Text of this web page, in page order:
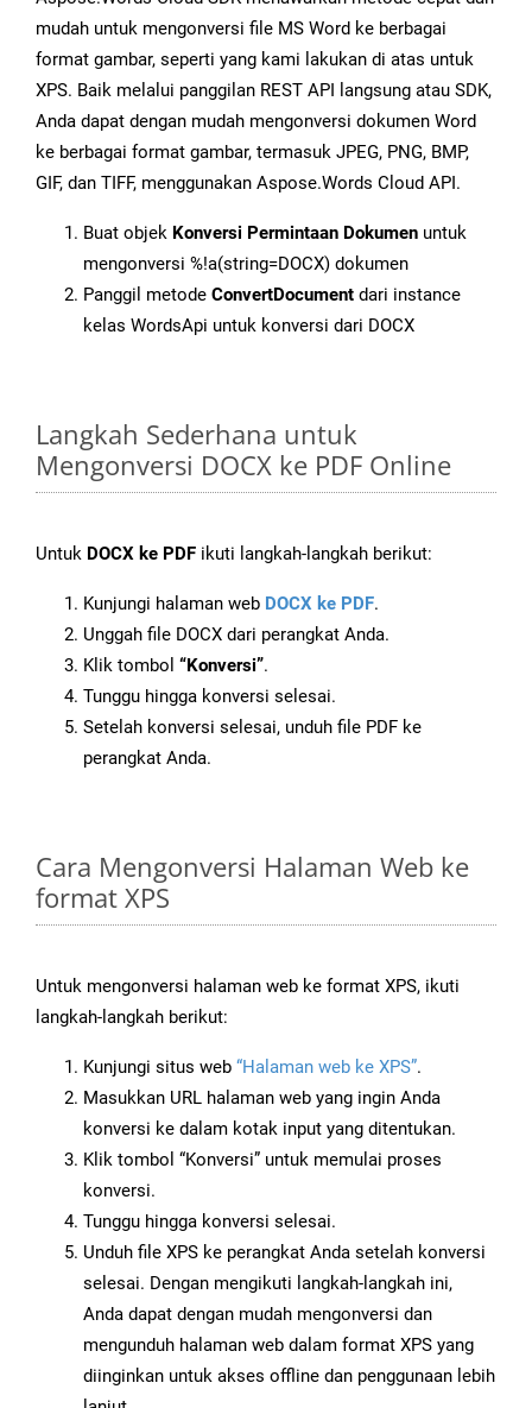
mudah untuk mengonversi file MS Word ke berbagai
format gambar, seperti yang kami lakukan di atas untuk
XPS. Baik melalui panggilan REST API langsung atau SDK,
Anda dapat dengan mudah mengonversi dokumen Word
ke berbagai format gambar, termasuk JPEG, PNG, BMP,
GIF, dan TIFF, menggunakan Aspose.Words Cloud API.
Buat objek Konversi Permintaan Dokumen untuk
mengonversi %!a(string=DOCX) dokumen
Panggil metode ConvertDocument dari instance
kelas WordsApi untuk konversi dari DOCX
Langkah Sederhana untuk
Mengonversi DOCX ke PDF Online
Untuk DOCX ke PDF ikuti langkah-langkah berikut:
Kunjungi halaman web DOCX ke PDF.
Unggah file DOCX dari perangkat Anda.
Klik tombol “Konversi”.
Tunggu hingga konversi selesai.
Setelah konversi selesai, unduh file PDF ke
perangkat Anda.
Cara Mengonversi Halaman Web ke
format XPS
Untuk mengonversi halaman web ke format XPS, ikuti
langkah-langkah berikut:
Kunjungi situs web “Halaman web ke XPS”.
Masukkan URL halaman web yang ingin Anda
konversi ke dalam kotak input yang ditentukan.
Klik tombol “Konversi” untuk memulai proses
konversi.
Tunggu hingga konversi selesai.
Unduh file XPS ke perangkat Anda setelah konversi
selesai. Dengan mengikuti langkah-langkah ini,
Anda dapat dengan mudah mengonversi dan
mengunduh halaman web dalam format XPS yang
diinginkan untuk akses offline dan penggunaan lebih